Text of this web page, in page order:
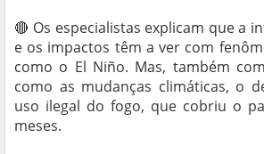
🔴 Os especialistas explicam que a
e os impactos têm a ver com
como o El Niño. Mas, também
como as mudanças climáticas, o
uso ilegal do fogo, que cobriu o
meses.